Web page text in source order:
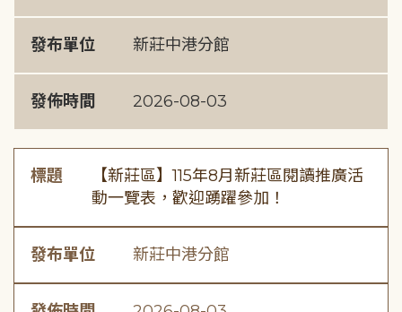
發布單位 新莊中港分館
發佈時間 2026-08-03
標題
【新莊區】115年8月新莊區閱讀推廣活
動一覽表，歡迎踴躍參加！
發布單位 新莊中港分館